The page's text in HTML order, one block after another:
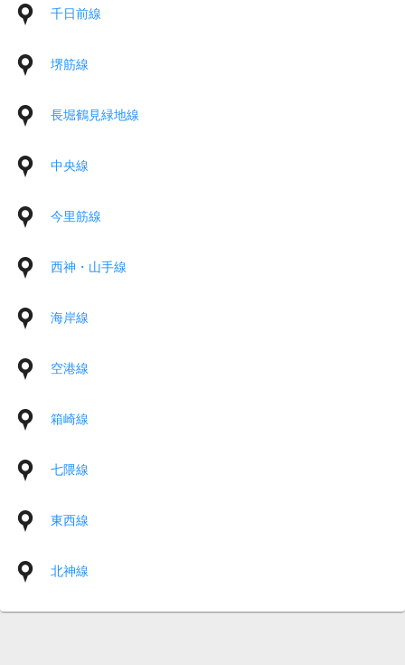
千日前線
堺筋線
長堀鶴見緑地線
中央線
今里筋線
西神・山手線
海岸線
空港線
箱崎線
七隈線
東西線
北神線